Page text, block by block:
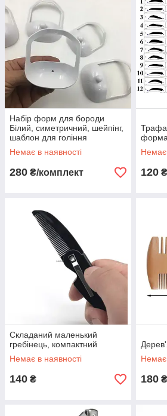
Набір форм для бороди
Білий, симетричний, шейпінг,
шаблон для гоління
Немає в наявності
280 ₴/комплект
Немає
120 ₴
Складаний маленький
гребінець, компактний
Немає в наявності
140 ₴
Немає
180 ₴